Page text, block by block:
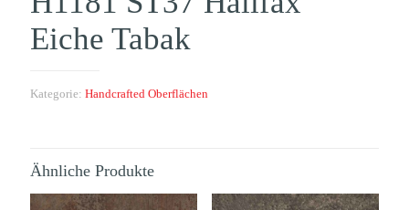
Eiche Tabak
Kategorie: Handcrafted Oberflächen
Ähnliche Produkte